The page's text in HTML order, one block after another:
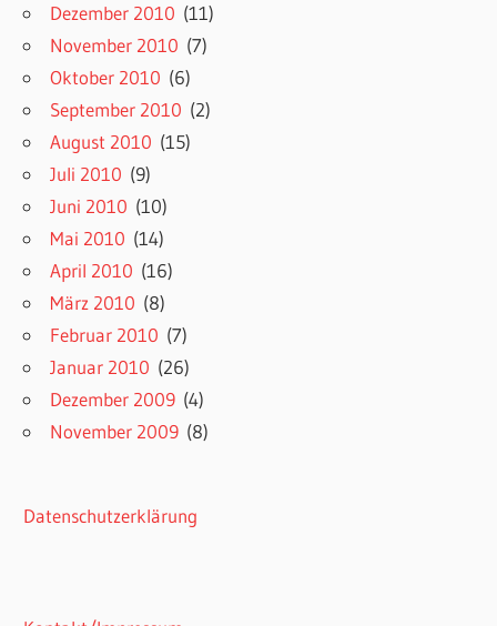
Dezember 2010 (11)
November 2010 (7)
Oktober 2010 (6)
September 2010 (2)
August 2010 (15)
Juli 2010 (9)
Juni 2010 (10)
Mai 2010 (14)
April 2010 (16)
März 2010 (8)
Februar 2010 (7)
Januar 2010 (26)
Dezember 2009 (4)
November 2009 (8)
Datenschutzerklärung